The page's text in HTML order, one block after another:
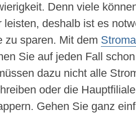
Denn viele
leisten, deshalb ist es
zu sparen. Mit dem
Sie auf jeden Fall
dazu nicht alle
oder die
Gehen Sie ganz